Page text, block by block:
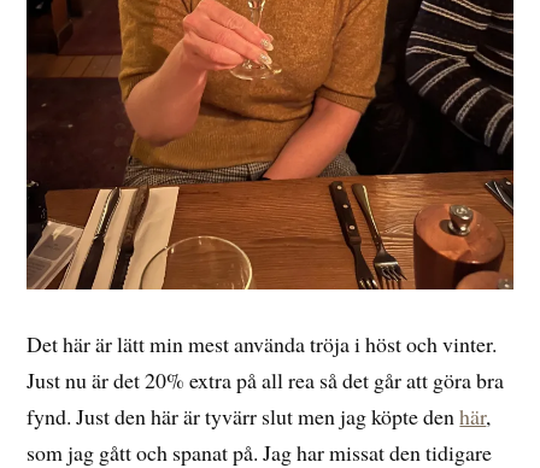
Det här är lätt min mest använda tröja i höst och vinter.
Just nu är det 20% extra på all rea så det går att göra bra
fynd. Just den här är tyvärr slut men jag köpte denhär,
som jag gått och spanat på. Jag har missat den tidigare